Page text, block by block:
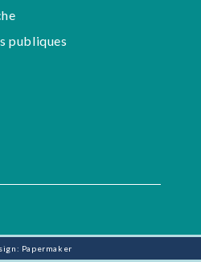
publiques
Papermaker